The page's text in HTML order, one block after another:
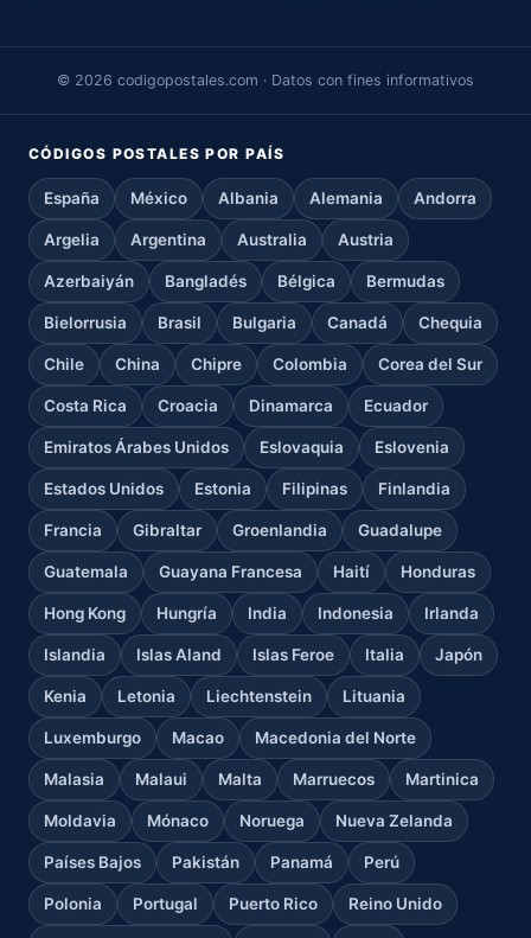
© 2026 codigopostales.com · Datos con fines informativos
CÓDIGOS POSTALES POR PAÍS
España México Albania Alemania Andorra
Argelia Argentina Australia Austria
Azerbaiyán Bangladés Bélgica Bermudas
Bielorrusia Brasil Bulgaria Canadá Chequia
Chile China Chipre Colombia Corea del Sur
Costa Rica Croacia Dinamarca Ecuador
Emiratos Árabes Unidos Eslovaquia Eslovenia
Estados Unidos Estonia Filipinas Finlandia
Francia Gibraltar Groenlandia Guadalupe
Guatemala Guayana Francesa Haití Honduras
Hong Kong Hungría India Indonesia Irlanda
Islandia Islas Aland Islas Feroe Italia Japón
Kenia Letonia Liechtenstein Lituania
Luxemburgo Macao Macedonia del Norte
Malasia Malaui Malta Marruecos Martinica
Moldavia Mónaco Noruega Nueva Zelanda
Países Bajos Pakistán Panamá Perú
Polonia Portugal Puerto Rico Reino Unido